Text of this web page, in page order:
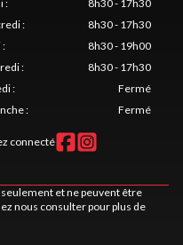
:
8h30 - 17h30
:
8h30 - 17h30
:
8h30 - 19h00
:
8h30 - 17h30
:
Fermé
: Fermé
connecté
et ne peuvent être
nous consulter pour plus de